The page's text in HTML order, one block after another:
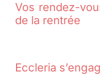
Vos rendez-
de la rentrée
Eccleria